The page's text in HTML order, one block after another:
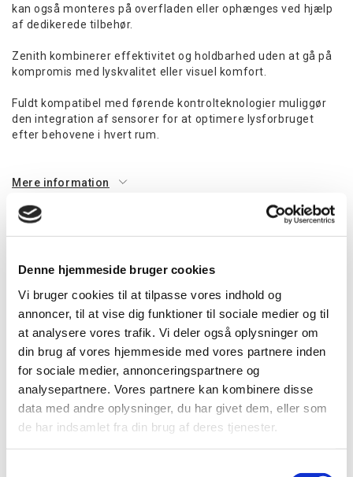
Denne hjemmeside bruger cookies
Vi bruger cookies til at tilpasse vores indhold og
annoncer, til at vise dig funktioner til sociale medier og til
at analysere vores trafik. Vi deler også oplysninger om
din brug af vores hjemmeside med vores partnere inden
for sociale medier, annonceringspartnere og
analysepartnere. Vores partnere kan kombinere disse
data med andre oplysninger, du har givet dem, eller som
de har indsamlet fra din brug af deres tjenester.
kan også monteres på overfladen eller ophænges ved hjælp
af dedikerede tilbehør.
Zenith kombinerer effektivitet og holdbarhed uden at gå på
kompromis med lyskvalitet eller visuel komfort.
Fuldt kompatibel med førende kontrolteknologier muliggør
den integration af sensorer for at optimere lysforbruget
efter behovene i hvert rum.
Mere information
Information Dokumenter
Tekniske specifikationer
Med indbygget sensor
Lumen: 4100 lm
Farvetemperatur: 4000K
CRI: 80
Levetid L80: 100.000 timer
Levetid L90: 50.000 timer
Spredningsvinkel: 115
Fotobiologisk sikkerhed: 0
Strøm (W): 24